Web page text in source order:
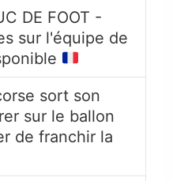
DE FOOT -
sur l'équipe de
sort son
sur le ballon
de franchir la